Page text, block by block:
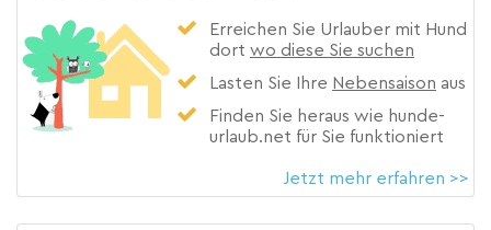
Erreichen Sie Urlauber mit Hund
dort wo diese Sie suchen
Lasten Sie Ihre Nebensaison aus
Finden Sie heraus wie hunde-
urlaub.net für Sie funktioniert
Jetzt mehr erfahren >>